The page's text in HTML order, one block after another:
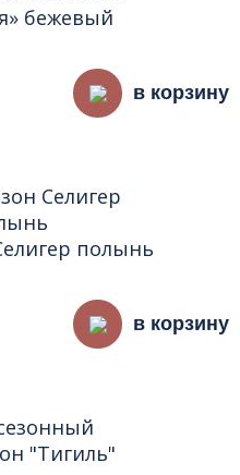
бежевый
в корзину
полынь
в корзину